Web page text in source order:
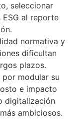
seleccionar
al reporte
normativa y
dificultan
plazos.
modular su
e impacto
digitalización
ambiciosos.